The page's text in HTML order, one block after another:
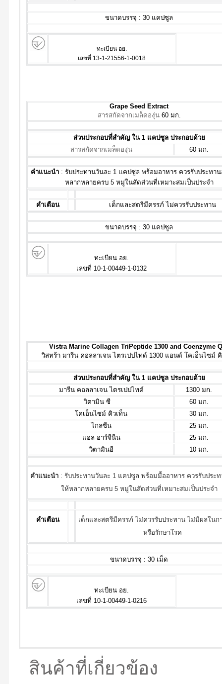
ขนาดบรรจุ : 30 แคปซูล
ทะเบียน อย.
เลขที่ 13-1-21556-1-0018
Grape Seed Extract
สารสกัดจากเมล็ดองุ่น60 มก.
ส่วนประกอบที่สำคัญ ใน 1 แคปซูล ประกอบด้วย
สารสกัดจากเมล็ดองุ่น
60 มก.
คำแนะนำ: รับประทานวันละ 1 แคปซูล พร้อมอาหาร ควรรับประทาน
หลากหลายครบ 5 หมู่ในสัดส่วนที่เหมาะสมเป็นประจำ
คำเตือน เด็กและสตรีมีครรภ์ ไม่ควรรับประทาน
ขนาดบรรจุ : 30 แคปซูล
ทะเบียน อย.
เลขที่ 10-1-00449-1-0132
Vistra Marine Collagen TriPeptide 1300 and Coenzyme
วิสทร้า มารีน คอลลาเจน ไตรเปปไทด์ 1300 แอนด์ โคเอ็นไซม์
ส่วนประกอบที่สำคัญ ใน 1 แคปซูล ประกอบด้วย
มารีน คอลลาเจน ไตรเปปไทด์
1300 มก.
วิตามิน ซี
60 มก.
โคเอ็นไซม์ คิวเท็น
30 มก.
ไกลซีน
25 มก.
แอล-อาร์จีนีน
25 มก.
วิตามินอี
10 มก.
คำแนะนำ : รับประทานวันละ 1 แคปซูล พร้อมมื้ออาหาร ควรรับประ
ให้หลากหลายครบ 5 หมู่ในสัดส่วนที่เหมาะสมเป็นประจำ
คำเตือน
เด็กและสตรีมีครรภ์ ไม่ควรรับประทาน ไม่มีผลในก
หรือรักษาโรค
ขนาดบรรจุ : 30 เม็ด
ทะเบียน อย.
เลขที่ 10-1-00449-1-0216
สินค้าที่เกี่ยวข้อง